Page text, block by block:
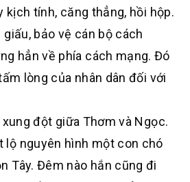
kịch tính, căng thẳng, hồi hộp.
bảo vệ cán bộ cách
hẳn về phía cách mạng. Đó
lòng của nhân dân đối với
đột giữa Thơm và Ngọc.
lộ nguyên hình một con chó
Tây. Đêm nào hắn cũng đi